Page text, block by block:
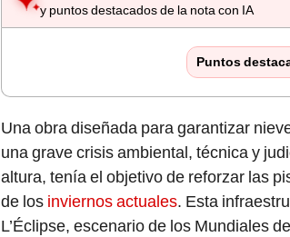
y puntos destacados de la nota con IA
Puntos
Una obra diseñada para garantizar
una grave crisis ambiental, técnica y
altura, tenía el objetivo de reforzar las
de los inviernos actuales. Esta
L’Éclipse, escenario de los Mundiales